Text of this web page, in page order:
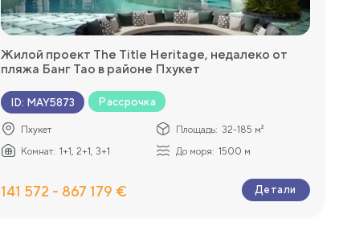
Жилой проект The Title Heritage, недалеко от
пляжа Банг Тао в районе Пхукет
ID: MAY5873 Рассрочка
Пхукет Площадь: 32-185 м²
Комнат: 1+1, 2+1, 3+1 До моря: 1500 м
141 572 - 867 179 € Детали